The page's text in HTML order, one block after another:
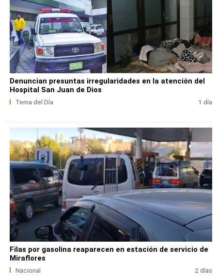
Denuncian presuntas irregularidades en la atención del
Hospital San Juan de Dios
Tema del Día 1 día
Filas por gasolina reaparecen en estación de servicio de
Miraflores
Nacional 2 días